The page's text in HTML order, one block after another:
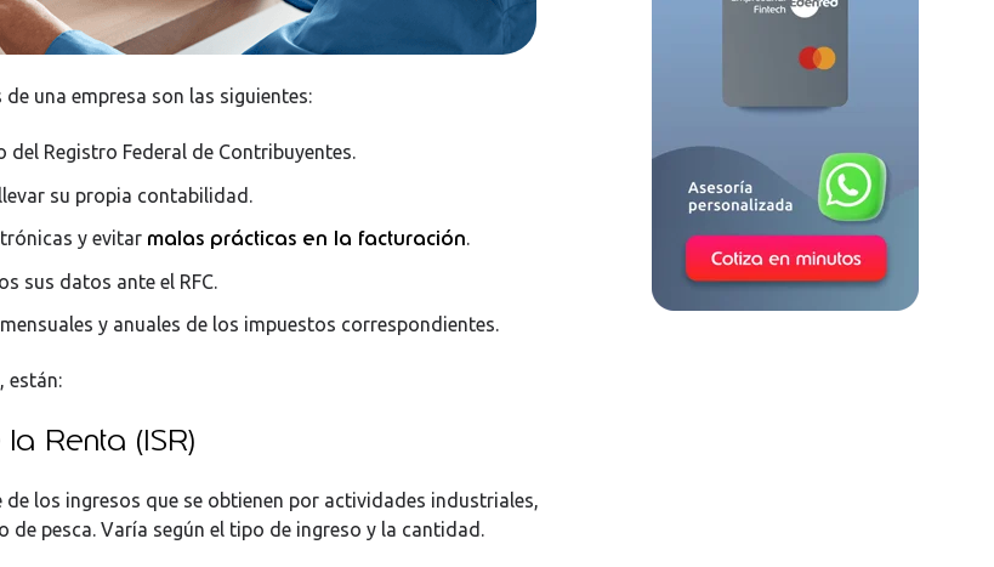
una empresa son las siguientes:
del Registro Federal de Contribuyentes.
su propia contabilidad.
y evitar malas prácticas en la facturación.
sus datos ante el RFC.
y anuales de los impuestos correspondientes.
están:
Renta (ISR)
de los ingresos que se obtienen por actividades industriales,
de pesca. Varía según el tipo de ingreso y la cantidad.